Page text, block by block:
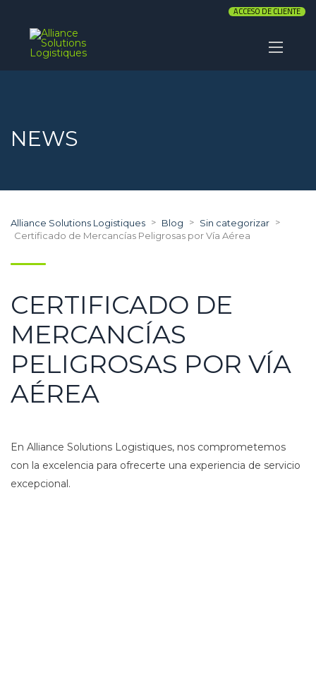
ACCESO DE CLIENTE
NEWS
Alliance Solutions Logistiques > Blog > Sin categorizar >
Certificado de Mercancías Peligrosas por Vía Aérea
CERTIFICADO DE
MERCANCÍAS
PELIGROSAS POR VÍA
AÉREA
En Alliance Solutions Logistiques, nos comprometemos
con la excelencia para ofrecerte una experiencia de servicio
excepcional.